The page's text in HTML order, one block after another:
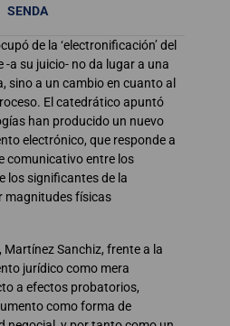
SENDA
de la ‘electronificación’ del
a su juicio- no da lugar a una
sino a un cambio en cuanto al
El catedrático apuntó
han producido un nuevo
electrónico, que responde a
comunicativo entre los
los significantes de la
magnitudes físicas
Martínez Sanchiz, frente a la
jurídico como mera
a efectos probatorios,
como forma de